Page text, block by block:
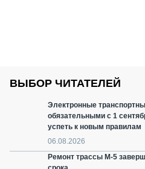
ВЫБОР ЧИТАТЕЛЕЙ
Электронные
обязательными с 1
успеть к новым правилам
06.08.2026
Ремонт трассы М-5